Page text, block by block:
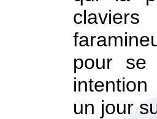
pour se
un jour